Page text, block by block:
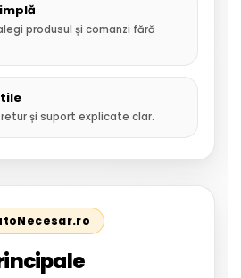
produsul și comanzi fără
și suport explicate clar.